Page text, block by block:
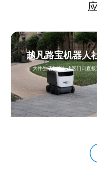
越凡路宝机器人
大件生活物资从小区门口直